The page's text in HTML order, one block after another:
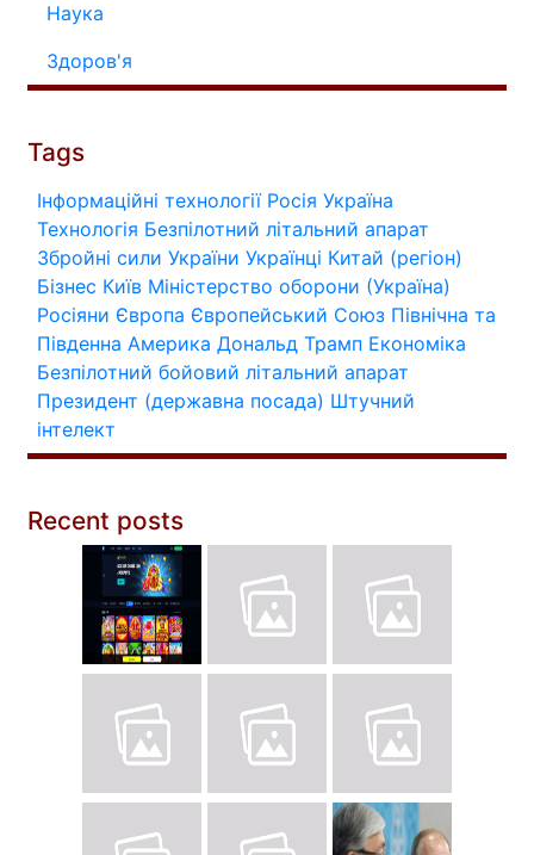
Наука
Здоров'я
Tags
Інформаційні технології Росія Україна
Технологія Безпілотний літальний апарат
Збройні сили України Українці Китай (регіон)
Бізнес Київ Міністерство оборони (Україна)
Росіяни Європа Європейський Союз Північна та
Південна Америка Дональд Трамп Економіка
Безпілотний бойовий літальний апарат
Президент (державна посада) Штучний
інтелект
Recent posts